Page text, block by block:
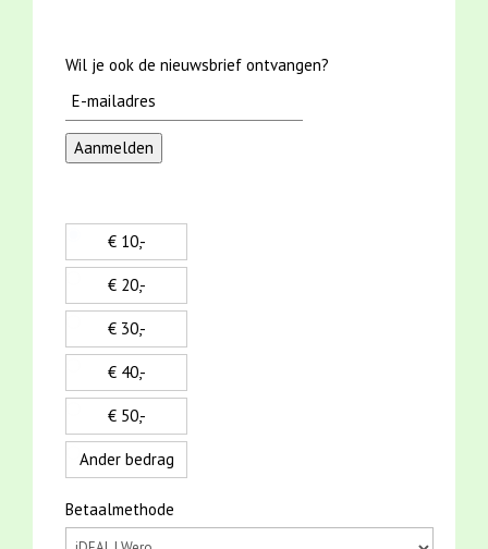
Wil je ook de nieuwsbrief ontvangen?
€ 10,-
€ 20,-
€ 30,-
€ 40,-
€ 50,-
Ander bedrag
Betaalmethode